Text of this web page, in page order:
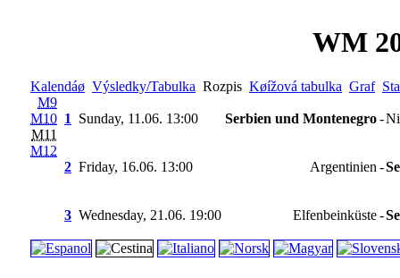
WM
Kalendáø Výsledky/Tabulka Rozpis Køížová tabulka Graf
M9
M10
M11
M12
1 Sunday, 11.06. 13:00 Serbien und Montenegro-
2 Friday, 16.06. 13:00 Argentinien -
3 Wednesday, 21.06. 19:00 Elfenbeinküste-